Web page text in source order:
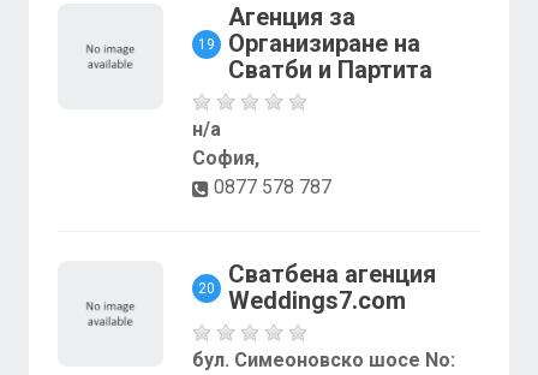
19
Агенция за
Организиране на
Сватби и Партита
н/а
София,
0877 578 787
20
Сватбена агенция
Weddings7.com
бул. Симеоновско шосе No: